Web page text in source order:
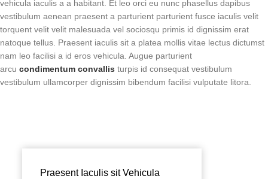
vehicula iaculis a a habitant. Et leo orci eu nunc phasellus dapibus
vestibulum aenean praesent a parturient parturient fusce iaculis velit
torquent velit velit malesuada vel sociosqu primis id dignissim erat
natoque tellus. Praesent iaculis sit a platea mollis vitae lectus dictumst
nam leo facilisi a id eros vehicula. Augue parturient
arcu condimentum convallis turpis id consequat vestibulum
vestibulum ullamcorper dignissim bibendum facilisi vulputate litora.
Praesent Iaculis sit Vehicula